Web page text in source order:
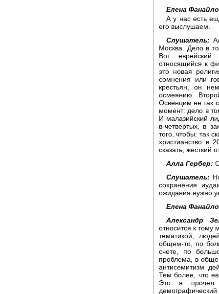
Елена
А у нас есть
его выслушаем.
Слушатель:
Москва. Дело в
Вот еврейский
относящийся к
это новая
сомнения или
крестьян, он
осмеянию.
Освенцим не так
момент: дело в
И малазийский
в-четвертых, в
того, чтобы: так
христианство в
сказать, жесткий
Алла Гербер:
Слушатель:
сохранения
ожидания нужно
Елена
Александр
относится к тому
тематикой,
общем-то, по
счете, по
проблема, в
антисемитизм
Тем более, что
Это я прочел